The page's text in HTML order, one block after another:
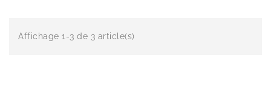
Affichage 1-3 de 3 article(s)